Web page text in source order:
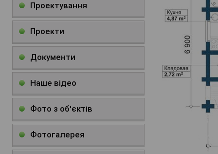
Проектування
Проекти
Документи
Наше відео
Фото з об'єктів
Фотогалерея